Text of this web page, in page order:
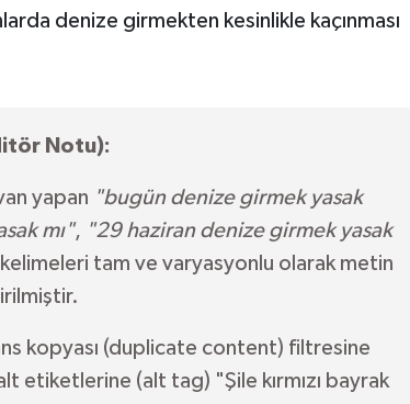
denize girmekten kesinlikle kaçınması
Notu):
yapan "bugün denize girmek yasak
mı", "29 haziran denize girmek yasak
tam ve varyasyonlu olarak metin
kopyası (duplicate content) filtresine
etiketlerine (alt tag) "Şile kırmızı bayrak